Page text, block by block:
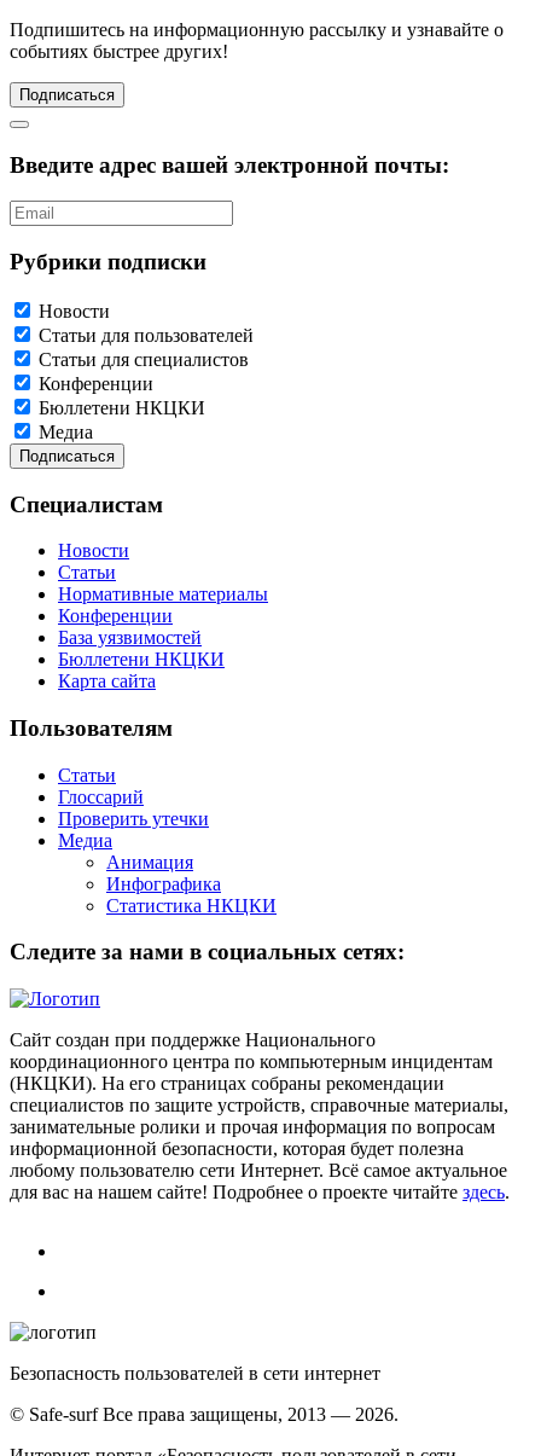
Подпишитесь на информационную рассылку и узнавайте о
событиях быстрее других!
Подписаться
Введите адрес вашей электронной почты:
Рубрики подписки
Новости
Статьи для пользователей
Статьи для специалистов
Конференции
Бюллетени НКЦКИ
Медиа
Специалистам
Новости
Статьи
Нормативные материалы
Конференции
База уязвимостей
Бюллетени НКЦКИ
Карта сайта
Пользователям
Статьи
Глоссарий
Проверить утечки
Медиа
Анимация
Инфографика
Статистика НКЦКИ
Следите за нами в социальных сетях:
Сайт создан при поддержке Национального
координационного центра по компьютерным инцидентам
(НКЦКИ). На его страницах собраны рекомендации
специалистов по защите устройств, справочные материалы,
занимательные ролики и прочая информация по вопросам
информационной безопасности, которая будет полезна
любому пользователю сети Интернет. Всё самое актуальное
для вас на нашем сайте! Подробнее о проекте читайте здесь.
Безопасность пользователей в сети интернет
© Safe-surf Все права защищены, 2013 — 2026.